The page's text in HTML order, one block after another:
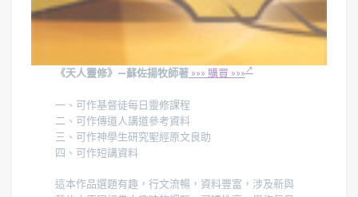
《天人靈修》—蘇佐揚牧師著»»» 購買 »»»
一、可作基督徒每日靈修課程
二、可作傳道人講道參考資料
三、可作神學生研究聖經原文良助
四、可作短講資料
這本作品選題有趣，行文流暢，資料豐富，涉及新與